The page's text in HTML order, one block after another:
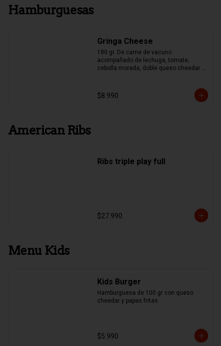
Hamburguesas
Gringa Cheese
180 gr. De carne de vacuno
acompañado de lechuga, tomate,
cebolla morada, doble queso cheedar y
$8.990
American Ribs
Ribs triple play full
$27.990
Menu Kids
Kids Burger
Hamburguesa de 100 gr con queso
cheedar y papas fritas
$5.990